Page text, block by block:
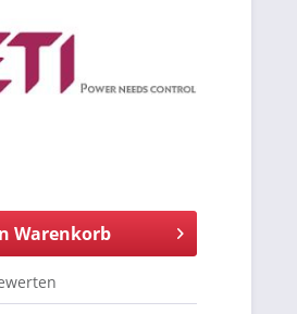
Warenkorb